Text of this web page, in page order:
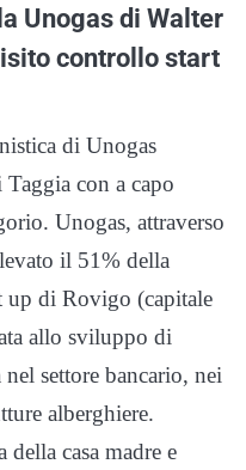
Unogas di Walter
controllo start
di Unogas
con a capo
Unogas, attraverso
il 51% della
up di Rovigo (capitale
allo sviluppo di
settore bancario, nei
alberghiere.
casa madre e